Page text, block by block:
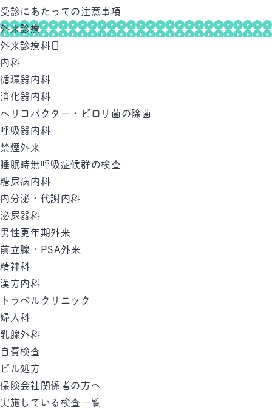
受診にあたっての注意事項
外来診療
外来診療科目
内科
循環器内科
消化器内科
ヘリコバクター・ピロリ菌の除菌
呼吸器内科
禁煙外来
睡眠時無呼吸症候群の検査
糖尿病内科
内分泌・代謝内科
泌尿器科
男性更年期外来
前立腺・PSA外来
精神科
漢方内科
トラベルクリニック
婦人科
乳腺外科
自費検査
ピル処方
保険会社関係者の方へ
実施している検査一覧